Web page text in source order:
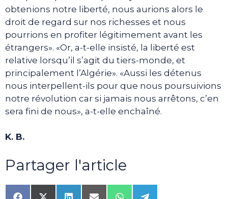
obtenions notre liberté, nous aurions alors le
droit de regard sur nos richesses et nous
pourrions en profiter légitimement avant les
étrangers». «Or, a-t-elle insisté, la liberté est
relative lorsqu’il s’agit du tiers-monde, et
principalement l’Algérie». «Aussi les détenus
nous interpellent-ils pour que nous poursuivions
notre révolution car si jamais nous arrêtons, c’en
sera fini de nous», a-t-elle enchaîné.
K. B.
Partager l'article